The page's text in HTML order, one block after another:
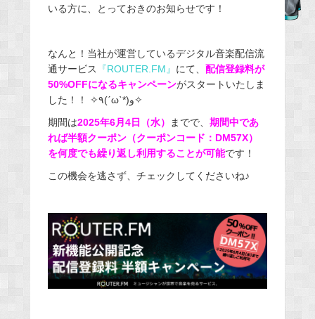
b
o
k
いる方に、とっておきのお知らせです！
なんと！当社が運営しているデジタル音楽配信流
通サービス 『ROUTER.FM』 にて、 配信登録料が
50%OFFになるキャンペーンがスタートいたしま
した！！ ✧٩(ˊωˋ*)و✧
期間は2025年6月4日（水） までで、 期間中であ
れば半額クーポン（クーポンコード：DM57X）
を何度でも繰り返し利用することが可能です！
この機会を逃さず、チェックしてくださいね♪